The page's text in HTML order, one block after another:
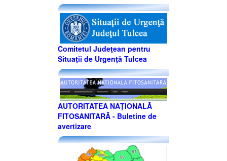
Comitetul Judeţean pentru
Situaţii de Urgenţă Tulcea
AUTORITATEA NAŢIONALĂ
FITOSANITARĂ - Buletine de
avertizare